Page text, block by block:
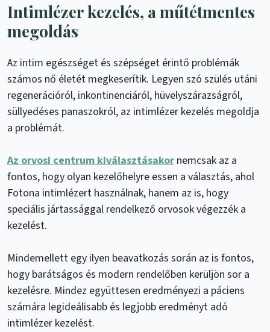
Intimlézer kezelés, a műtétmentes
megoldás
Az intim egészséget és szépséget érintő problémák
számos nő életét megkeserítik. Legyen szó szülés utáni
regenerációról, inkontinenciáról, hüvelyszárazságról,
süllyedéses panaszokról, az intimlézer kezelés megoldja
a problémát.
Az orvosi centrum kiválasztásakor nemcsak az a
fontos, hogy olyan kezelőhelyre essen a választás, ahol
Fotona intimlézert használnak, hanem az is, hogy
speciális jártassággal rendelkező orvosok végezzék a
kezelést.
Mindemellett egy ilyen beavatkozás során az is fontos,
hogy barátságos és modern rendelőben kerüljön sor a
kezelésre. Mindez együttesen eredményezi a páciens
számára legideálisabb és legjobb eredményt adó
intimlézer kezelést.